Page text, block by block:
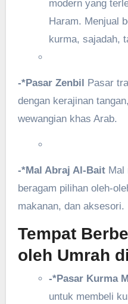
modern yang
Haram. Menjual
kurma, sajadah,
-*Pasar Zenbil Pasar
dengan kerajinan
wewangian khas Arab.
-*Mal Abraj Al-BaitMal
beragam pilihan oleh-
makanan, dan aksesori.
Tempat
oleh Umrah
-*Pasar Kurma
untuk membeli